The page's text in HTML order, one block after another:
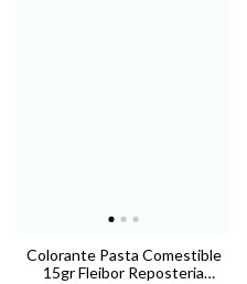
Colorante Pasta Comestible
15gr Fleibor Reposteria